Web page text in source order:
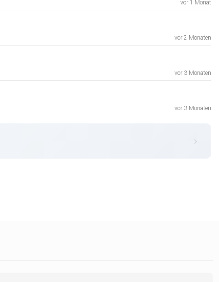
vor 1 Monat
vor 2 Monaten
vor 3 Monaten
vor 3 Monaten